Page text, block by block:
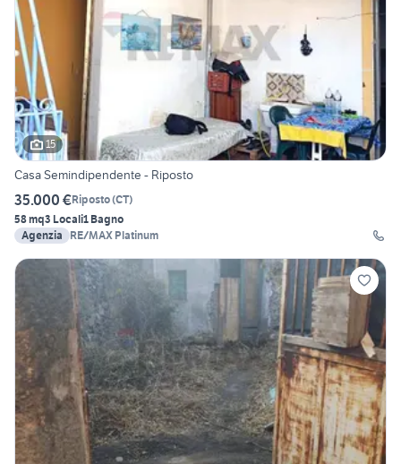
15
Casa Semindipendente - Riposto
35.000 €Riposto(CT)
58 mq3 Locali1 Bagno
Agenzia
RE/MAX Platinum